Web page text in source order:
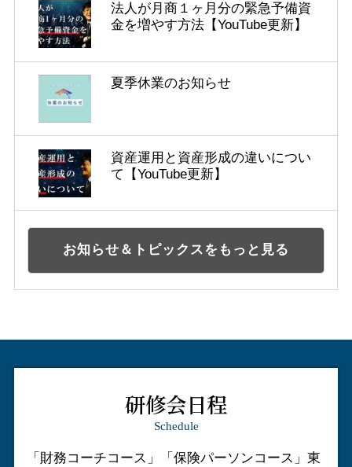
法人が月商１ヶ月分の緊急予備資
金を増やす方法【YouTube更新】
夏季休業のお知らせ
資産運用と資産形成の違いについ
て【YouTube更新】
お知らせ＆トピックスをもっと見る
研修会日程
Schedule
「財務コーチコース」「保険パーソンコース」東